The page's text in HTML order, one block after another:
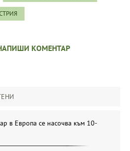
КОМЕНТАР
в Европа се насочва към 10-